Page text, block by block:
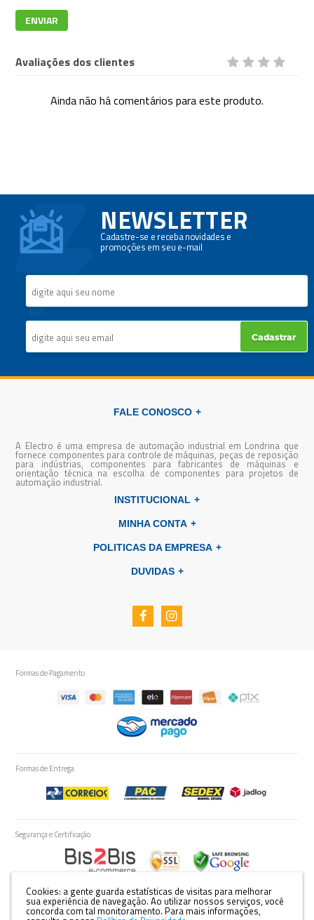
Cookies: a gente guarda estatísticas de visitas para melhorar
sua experiência de navegação. Ao utilizar nossos serviços, você
concorda com tal monitoramento. Para mais informações,
ENVIAR
Avaliações dos clientes
Ainda não há comentários para este produto.
NEWSLETTER
Cadastre-se e receba novidades e
promoções em seu e-mail
Cadastrar
FALE CONOSCO
A Electro é uma empresa de automação industrial em Londrina que
fornece componentes para controle de máquinas, peças de reposição
para indústrias, componentes para fabricantes de máquinas e
orientação técnica na escolha de componentes para projetos de
automação industrial.
INSTITUCIONAL
MINHA CONTA
POLITICAS DA EMPRESA
DUVIDAS
Formas de Pagamento
Formas de Entrega
Segurança e Certificação
Razão Social: YAMAZAKI E CIA LTDA - EPP | CNPJ: 81.896.250/0001-53 | Rua: